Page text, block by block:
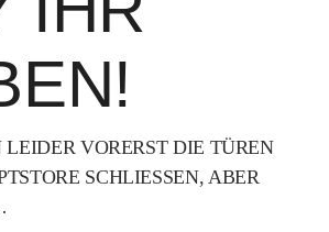
LEIDER VORERST DIE TÜREN
SCHLIESSEN, ABER